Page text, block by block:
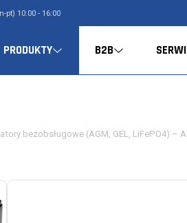
pt) 10:00 - 16:00
PRODUKTY B2B
bezobsługowe (AGM, GEL, LiFePO4) –